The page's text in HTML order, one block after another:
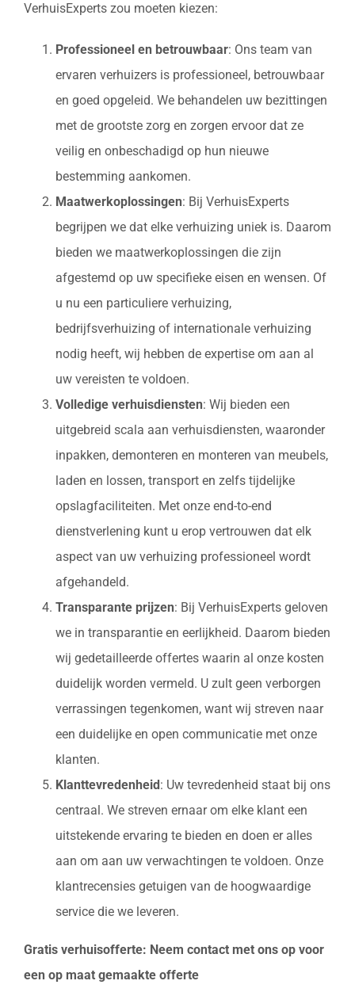
VerhuisExperts zou moeten kiezen:
Professioneel en betrouwbaar: Ons team van
ervaren verhuizers is professioneel, betrouwbaar
en goed opgeleid. We behandelen uw bezittingen
met de grootste zorg en zorgen ervoor dat ze
veilig en onbeschadigd op hun nieuwe
bestemming aankomen.
Maatwerkoplossingen: Bij VerhuisExperts
begrijpen we dat elke verhuizing uniek is. Daarom
bieden we maatwerkoplossingen die zijn
afgestemd op uw specifieke eisen en wensen. Of
u nu een particuliere verhuizing,
bedrijfsverhuizing of internationale verhuizing
nodig heeft, wij hebben de expertise om aan al
uw vereisten te voldoen.
Volledige verhuisdiensten: Wij bieden een
uitgebreid scala aan verhuisdiensten, waaronder
inpakken, demonteren en monteren van meubels,
laden en lossen, transport en zelfs tijdelijke
opslagfaciliteiten. Met onze end-to-end
dienstverlening kunt u erop vertrouwen dat elk
aspect van uw verhuizing professioneel wordt
afgehandeld.
Transparante prijzen: Bij VerhuisExperts geloven
we in transparantie en eerlijkheid. Daarom bieden
wij gedetailleerde offertes waarin al onze kosten
duidelijk worden vermeld. U zult geen verborgen
verrassingen tegenkomen, want wij streven naar
een duidelijke en open communicatie met onze
klanten.
Klanttevredenheid : Uw tevredenheid staat bij ons
centraal. We streven ernaar om elke klant een
uitstekende ervaring te bieden en doen er alles
aan om aan uw verwachtingen te voldoen. Onze
klantrecensies getuigen van de hoogwaardige
service die we leveren.
Gratis verhuisofferte: Neem contact met ons op voor
een op maat gemaakte offerte